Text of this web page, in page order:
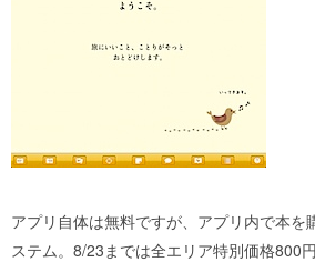
アプリ自体は無料ですが、アプリ内で本を
ステム。8/23までは全エリア特別価格800